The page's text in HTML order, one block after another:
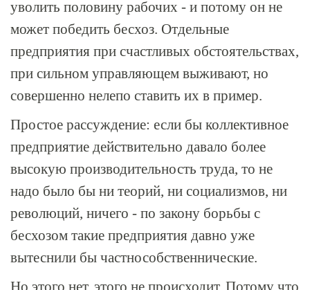
уволить половину рабочих - и потому он не
может победить бесхоз. Отдельные
предприятия при счастливых обстоятельствах,
при сильном управляющем выживают, но
совершенно нелепо ставить их в пример.
Простое рассуждение: если бы коллективное
предприятие действительно давало более
высокую производительность труда, то не
надо было бы ни теорий, ни социализмов, ни
революций, ничего - по закону борьбы с
бесхозом такие предприятия давно уже
вытеснили бы частнособственнические.
Но этого нет, этого не происходит. Потому что